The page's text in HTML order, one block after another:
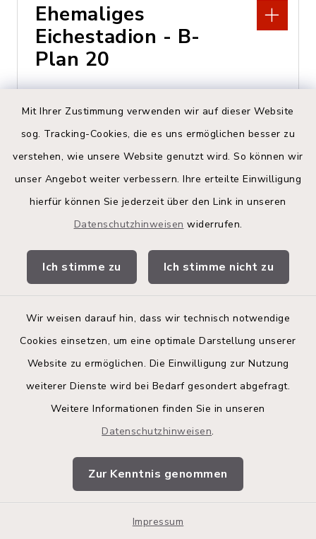
Mit Ihrer Zustimmung verwenden wir auf dieser Website
sog. Tracking-Cookies, die es uns ermöglichen besser zu
verstehen, wie unsere Website genutzt wird. So können wir
unser Angebot weiter verbessern. Ihre erteilte Einwilligung
hierfür können Sie jederzeit über den Link in unseren
Datenschutzhinweisen widerrufen.
Ich stimme zu Ich stimme nicht zu
Wir weisen darauf hin, dass wir technisch notwendige
Cookies einsetzen, um eine optimale Darstellung unserer
Website zu ermöglichen. Die Einwilligung zur Nutzung
weiterer Dienste wird bei Bedarf gesondert abgefragt.
Weitere Informationen finden Sie in unseren
Datenschutzhinweisen.
Zur Kenntnis genommen
Impressum
Ehemaliges
Eichestadion - B-
Plan 20
Bauamt der Stadt
Wahlstedt
04554 701-202
Ehmke
Willy-Pelz-Straße 6, 23812
Wahlstedt
http://www.manulux.de/
Energie und Wasser
Wahlstedt/ Bad